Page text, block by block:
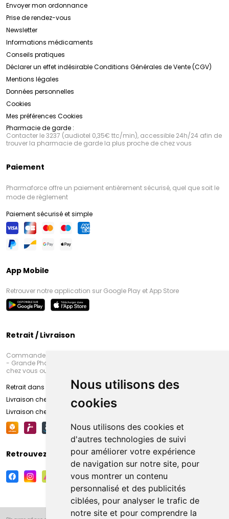
Nous utilisons des
cookies
Nous utilisons des cookies et
d'autres technologies de suivi
pour améliorer votre expérience
de navigation sur notre site, pour
vous montrer un contenu
personnalisé et des publicités
ciblées, pour analyser le trafic de
notre site et pour comprendre la
Envoyer mon ordonnance
Prise de rendez-vous
Newsletter
Informations médicaments
Conseils pratiques
Déclarer un effet indésirableConditions Générales de Vente (CGV)
Mentions légales
Données personnelles
Cookies
Mes préférences Cookies
Pharmacie de garde :
Contacter le 3237 (audiotel 0,35€ ttc/min), accessible 24h/24 afin de
trouver la pharmacie de garde la plus proche de chez vous
Paiement
Pharmaforce offre un paiement entièrement sécurisé, quel que soit le
mode de règlement
Paiement sécurisé et simple
App Mobile
Retrouver notre application sur Google Play et App Store
Retrait / Livraison
Commandez en ligne et venez chercher votre commande à Amiens
- Grande Pharmacie d’Amiens (Fachon) ou recevez-là rapidement
chez vous ou en point retrait
Retrait dans la pharmacie d’Amiens
Livraison chez vous
Livraison chez votre commerçant
Retrouvez-nous sur vos réseaux sociaux